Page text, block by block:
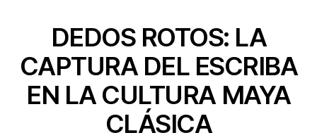
DEDOS ROTOS: LA
CAPTURA DEL ESCRIBA
EN LA CULTURA MAYA
CLÁSICA